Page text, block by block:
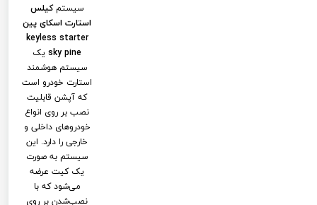
سیستمکیلس
استارت اسکای پین
keyless starter
sky pineیک
سیستم هوشمند
استارت خودرو است
که آپشن قابلیت
نصب بر روی انواع
خودروهای داخلی و
خارجی را دارد. این
سیستم به صورت
یک کیت عرضه
می‌شود که با
نصب‌شدن بر روی